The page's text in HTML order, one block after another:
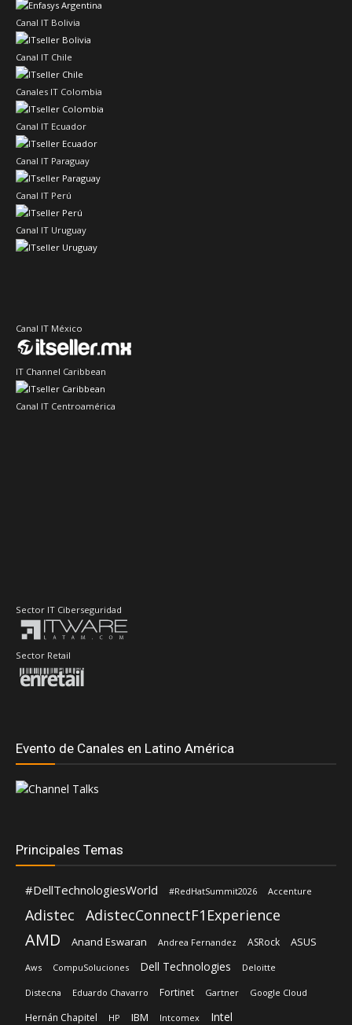
Canal IT Bolivia
Canal IT Chile
Canales IT Colombia
Canal IT Ecuador
Canal IT Paraguay
Canal IT Perú
Canal IT Uruguay
Canal IT México
IT Channel Caribbean
Canal IT Centroamérica
Sector IT Ciberseguridad
Sector Retail
Evento de Canales en Latino América
Principales Temas
#DellTechnologiesWorld #RedHatSummit2026 Accenture
Adistec AdistecConnectF1Experience
AMD Anand Eswaran Andrea Fernandez ASRock ASUS
Aws CompuSoluciones Dell Technologies Deloitte
Distecna Eduardo Chavarro Fortinet Gartner Google Cloud
Hernán Chapitel HP IBM Intcomex Intel